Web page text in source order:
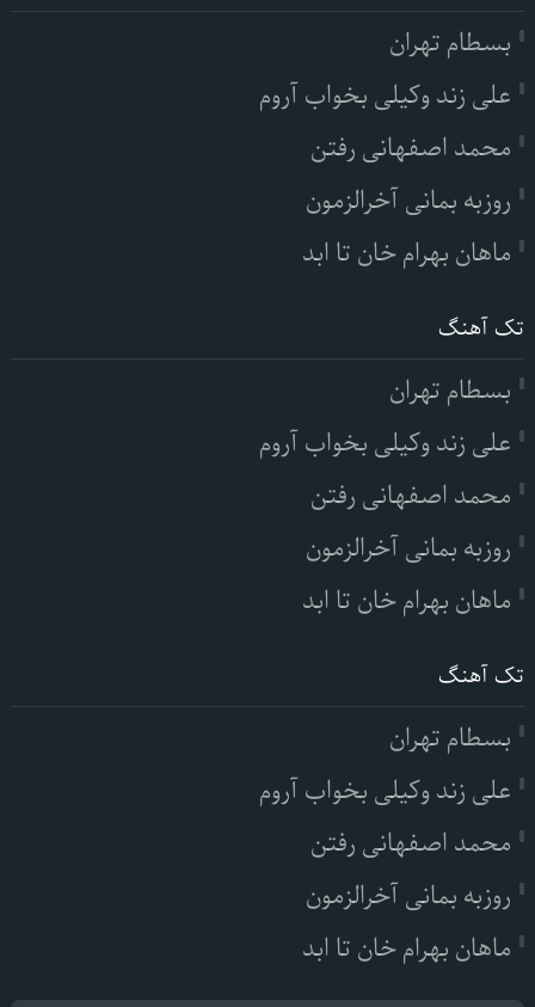
بسطام تهران
علی زند وکیلی بخواب آروم
محمد اصفهانی رفتن
روزبه بمانی آخرالزمون
ماهان بهرام خان تا ابد
تک آهنگ
بسطام تهران
علی زند وکیلی بخواب آروم
محمد اصفهانی رفتن
روزبه بمانی آخرالزمون
ماهان بهرام خان تا ابد
تک آهنگ
بسطام تهران
علی زند وکیلی بخواب آروم
محمد اصفهانی رفتن
روزبه بمانی آخرالزمون
ماهان بهرام خان تا ابد